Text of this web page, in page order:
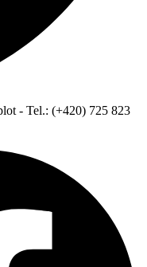
- Tel.: (+420) 725 823